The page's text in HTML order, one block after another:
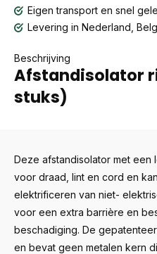
Eigen transport en snel
Levering in Nederland,
Beschrijving
Afstandisolator
stuks)
Deze afstandisolator met een
voor draad, lint en cord en
elektrificeren van niet-
voor een extra barrière en
beschadiging. De
en bevat geen metalen kern